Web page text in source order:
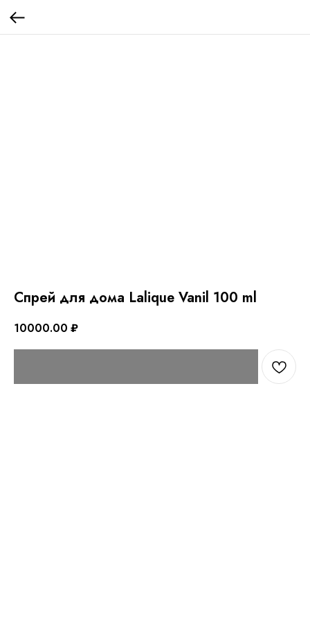
Спрей для дома Lalique Vanil 100 ml
10000.00 ₽